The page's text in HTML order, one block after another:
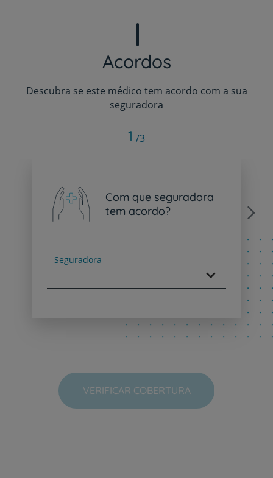
Acordos
Descubra se este médico tem acordo com a sua
seguradora
Com que seguradora
tem acordo?
Seguradora
Next
1 /3
VERIFICAR COBERTURA